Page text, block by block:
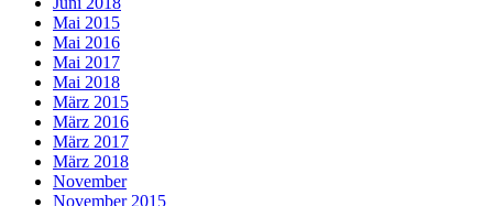
Mai 2015
Mai 2016
Mai 2017
Mai 2018
März 2015
März 2016
März 2017
März 2018
November
November 2015